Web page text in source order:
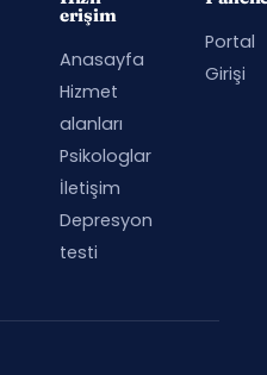
erişim
Anasayfa
Hizmet
alanları
Psikologlar
İletişim
Depresyon
testi
Portal
Girişi